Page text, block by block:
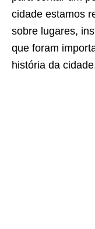
cidade estamos
sobre lugares,
que foram
história da